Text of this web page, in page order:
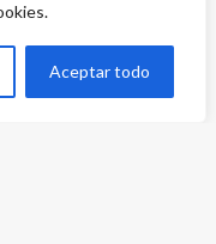
Aceptar todo